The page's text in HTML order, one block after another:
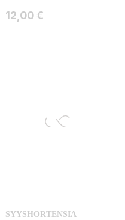
Hinta
12,00 €
SYYSHORTENSIA